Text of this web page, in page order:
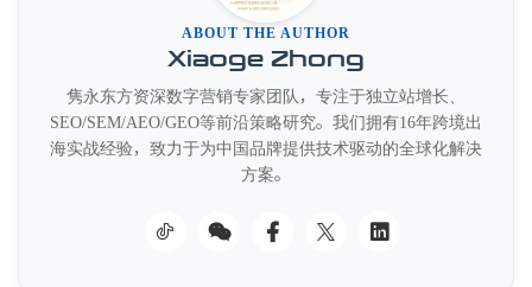
ABOUT THE AUTHOR
Xiaoge Zhong
隽永东方资深数字营销专家团队，专注于独立站增长、
SEO/SEM/AEO/GEO等前沿策略研究。我们拥有16年跨境出
海实战经验，致力于为中国品牌提供技术驱动的全球化解决
方案。